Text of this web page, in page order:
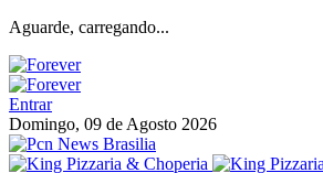
Aguarde, carregando...
Entrar
Domingo, 09 de Agosto 2026